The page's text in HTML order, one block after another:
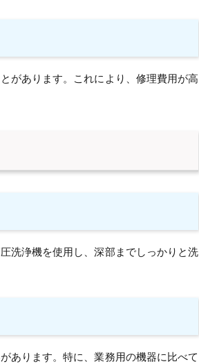
があります。これにより、修理費用が高
洗浄機を使用し、深部までしっかりと洗
あります。特に、業務用の機器に比べて